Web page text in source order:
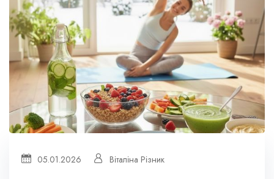
05.01.2026 Віталіна Різник